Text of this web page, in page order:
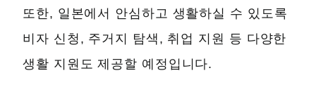
또한, 일본에서 안심하고 생활하실 수 있도록
비자 신청, 주거지 탐색, 취업 지원 등 다양한
생활 지원도 제공할 예정입니다.